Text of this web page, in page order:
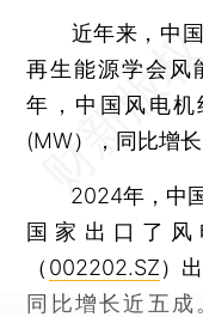
近年来，中国
再生能源学会风
年，中国风电机
(MW），同比增长
2024年，中国
国家出口了
（ 002202.SZ）
同比增长近五